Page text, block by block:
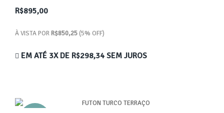
R$895,00
À VISTA PORR$850,25(5% OFF)
EM ATÉ 3X DE R$298,34 SEM JUROS